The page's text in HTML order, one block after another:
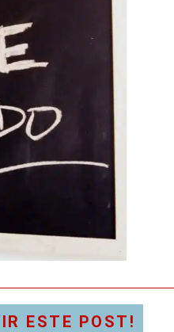
ESTE POST!